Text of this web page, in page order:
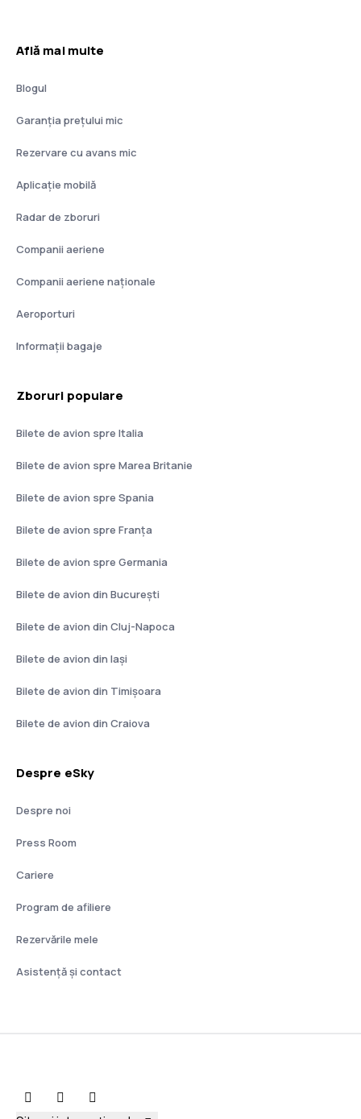
Află mai multe
Blogul
Garanția prețului mic
Rezervare cu avans mic
Aplicație mobilă
Radar de zboruri
Companii aeriene
Companii aeriene naţionale
Aeroporturi
Informații bagaje
Zboruri populare
Bilete de avion spre Italia
Bilete de avion spre Marea Britanie
Bilete de avion spre Spania
Bilete de avion spre Franţa
Bilete de avion spre Germania
Bilete de avion din București
Bilete de avion din Cluj-Napoca
Bilete de avion din Iași
Bilete de avion din Timișoara
Bilete de avion din Craiova
Despre eSky
Despre noi
Press Room
Cariere
Program de afiliere
Rezervările mele
Asistenţă şi contact